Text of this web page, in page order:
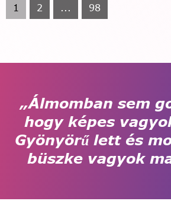
1 2 ... 98
„Álmomban sem
hogy képes
Gyönyörű lett és
büszke vagyok